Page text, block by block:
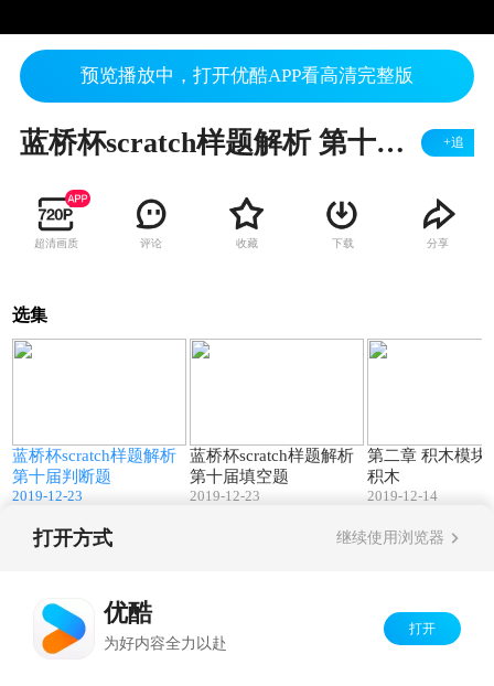
预览播放中，打开优酷APP看高清完整版
蓝桥杯scratch样题解析 第十届判断题 +追
超清画质 评论 收藏 下载 分享
选集
蓝桥杯scratch样题解析
第十届判断题
2019-12-23
蓝桥杯scratch样题解析
第十届填空题
2019-12-23
第二章 积木模块
积木
2019-12-14
打开方式 继续使用浏览器
优酷
为好内容全力以赴
打开